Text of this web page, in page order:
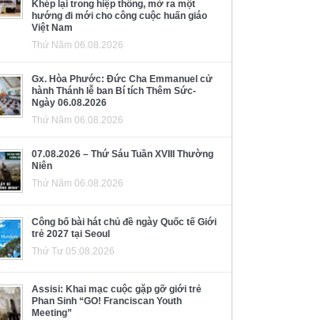
Khép lại trong hiệp thông, mở ra một
hướng đi mới cho công cuộc huấn giáo
Việt Nam
Thứ Năm 06.08.2026
Gx. Hòa Phước: Đức Cha Emmanuel cử
hành Thánh lễ ban Bí tích Thêm Sức-
Ngày 06.08.2026
Thứ Năm 06.08.2026
07.08.2026 – Thứ Sáu Tuần XVIII Thường
Niên
Thứ Năm 06.08.2026
Công bố bài hát chủ đề ngày Quốc tế Giới
trẻ 2027 tại Seoul
Thứ Tư 05.08.2026
Assisi: Khai mạc cuộc gặp gỡ giới trẻ
Phan Sinh “GO! Franciscan Youth
Meeting”